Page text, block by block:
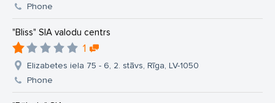
Phone
"Bliss" SIA valodu centrs
1
Elizabetes iela 75 - 6, 2. stāvs, Rīga, LV-1050
Phone